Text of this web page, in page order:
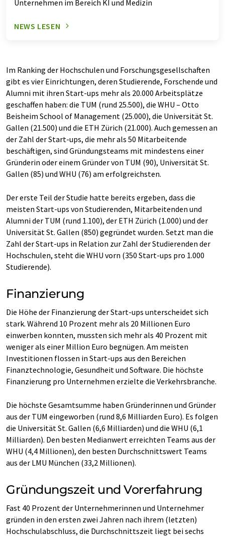
Unternehmen im Bereich KI und Medizin
NEWS LESEN
Im Ranking der Hochschulen und Forschungsgesellschaften
gibt es vier Einrichtungen, deren Studierende, Forschende und
Alumni mit ihren Start-ups mehr als 20.000 Arbeitsplätze
geschaffen haben: die TUM (rund 25.500), die WHU – Otto
Beisheim School of Management (25.000), die Universität St.
Gallen (21.500) und die ETH Zürich (21.000). Auch gemessen an
der Zahl der Start-ups, die mehr als 50 Mitarbeitende
beschäftigen, sind Gründungsteams mit mindestens einer
Gründerin oder einem Gründer von TUM (90), Universität St.
Gallen (85) und WHU (76) am erfolgreichsten.
Der erste Teil der Studie hatte bereits ergeben, dass die
meisten Start-ups von Studierenden, Mitarbeitenden und
Alumni der TUM (rund 1.100), der ETH Zürich (1.000) und der
Universität St. Gallen (850) gegründet wurden. Setzt man die
Zahl der Start-ups in Relation zur Zahl der Studierenden der
Hochschulen, steht die WHU vorn (350 Start-ups pro 1.000
Studierende).
Finanzierung
Die Höhe der Finanzierung der Start-ups unterscheidet sich
stark. Während 10 Prozent mehr als 20 Millionen Euro
einwerben konnten, mussten sich mehr als 40 Prozent mit
weniger als einer Million Euro begnügen. Am meisten
Investitionen flossen in Start-ups aus den Bereichen
Finanztechnologie, Gesundheit und Software. Die höchste
Finanzierung pro Unternehmen erzielte die Verkehrsbranche.
Die höchste Gesamtsumme haben Gründerinnen und Gründer
aus der TUM eingeworben (rund 8,6 Milliarden Euro). Es folgen
die Universität St. Gallen (6,6 Milliarden) und die WHU (6,1
Milliarden). Den besten Medianwert erreichten Teams aus der
WHU (4,4 Millionen), den besten Durchschnittswert Teams
aus der LMU München (33,2 Millionen).
Gründungszeit und Vorerfahrung
Fast 40 Prozent der Unternehmerinnen und Unternehmer
gründen in den ersten zwei Jahren nach ihrem (letzten)
Hochschulabschluss, die Durchschnittszeit liegt bei sechs